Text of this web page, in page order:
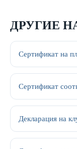
ДРУГИЕ
Сертификат на
Сертификат
Декларация на